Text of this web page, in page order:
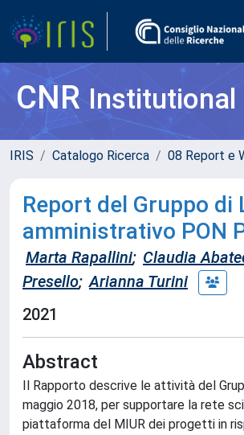
CNRInstitutional
IRIS Catalogo Ricerca 08 Report e
Report del Gruppo
amministrativo PON
Marta Rapallini; Claudia
Presello; Arianna Turini
2021
Abstract
Il Rapporto descrive le attività del
maggio 2018, per supportare la rete
piattaforma del MIUR dei progetti in